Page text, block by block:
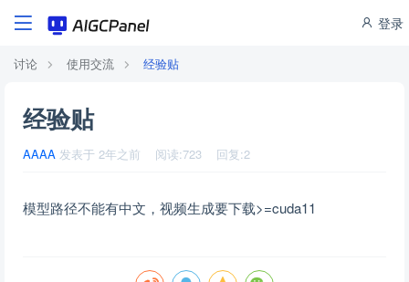
登录
讨论 使用交流 经验贴
经验贴
AAAA 发表于 2年之前 阅读:723 回复:2
模型路径不能有中文，视频生成要下载>=cuda11